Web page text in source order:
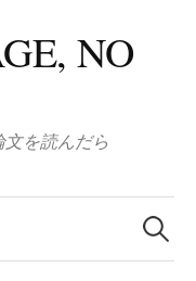
NO
を読んだら
検
索: